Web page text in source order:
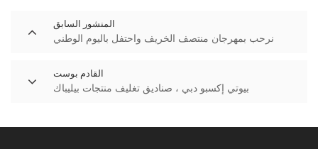
المنشور السابق
نرحب بمهرجان منتصف الخريف واحتفل باليوم الوطني
القادم بوست
بيوتي إكسبو دبي ، صناديق تغليف منتجات بيليباك